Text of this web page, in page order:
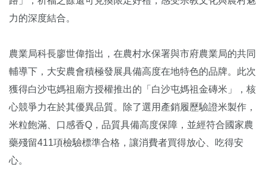
力的深度結合。
農業局科長廖世偉指出，在農村水保署與市府農業局的共同
輔導下，大安農會積極發展具備高度在地特色的品牌。此次
獲得白沙屯媽祖廟方授權推出的「白沙屯媽祖金磚米」，核
心競爭力在於其優異品質。除了選用產銷履歷驗證米製作，
米粒飽滿、口感香Q，品質具備高度保障，並經符合國家農
藥殘留411項檢驗標準合格，讓消費者買得放心、吃得安
心。